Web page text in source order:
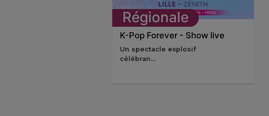
Régionale
K-Pop Forever - Show live
Un spectacle explosif
célébran...